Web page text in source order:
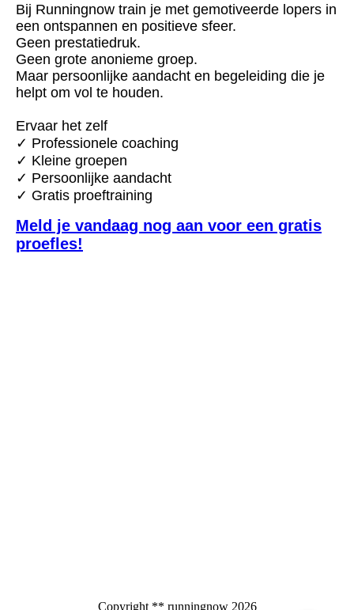
Bij Runningnow train je met gemotiveerde lopers in
een ontspannen en positieve sfeer.
Geen prestatiedruk.
Geen grote anonieme groep.
Maar persoonlijke aandacht en begeleiding die je
helpt om vol te houden.
Ervaar het zelf
✓ Professionele coaching
✓ Kleine groepen
✓ Persoonlijke aandacht
✓ Gratis proeftraining
Meld je vandaag nog aan voor een gratis
proefles!
Copyright ** runningnow 2026